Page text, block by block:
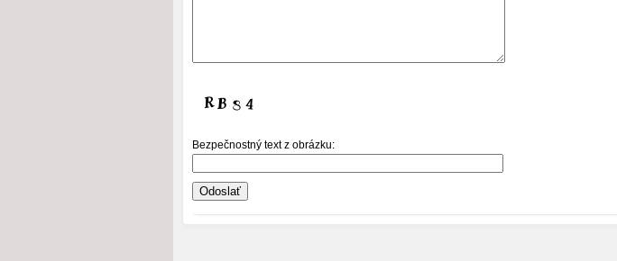
Bezpečnostný text z obrázku: